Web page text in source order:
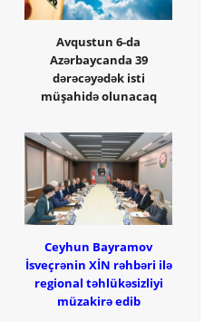
Avqustun 6-da
Azərbaycanda 39
dərəcəyədək isti
müşahidə olunacaq
Ceyhun Bayramov
İsveçrənin XİN rəhbəri ilə
regional təhlükəsizliyi
müzakirə edib